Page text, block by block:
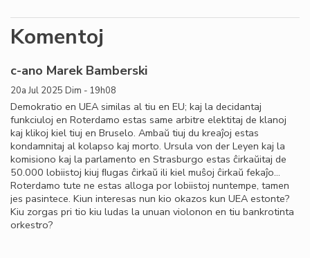
Komentoj
c-ano Marek Bamberski
20a Jul 2025 Dim - 19h08
Demokratio en UEA similas al tiu en EU; kaj la decidantaj
funkciuloj en Roterdamo estas same arbitre elektitaj de klanoj
kaj klikoj kiel tiuj en Bruselo. Ambaŭ tiuj du kreaĵoj estas
kondamnitaj al kolapso kaj morto. Ursula von der Leyen kaj la
komisiono kaj la parlamento en Strasburgo estas ĉirkaŭitaj de
50.000 lobiistoj kiuj ﬂugas ĉirkaŭ ili kiel muŝoj ĉirkaŭ fekaĵo…
Roterdamo tute ne estas alloga por lobiistoj nuntempe, tamen
jes pasintece. Kiun interesas nun kio okazos kun UEA estonte?
Kiu zorgas pri tio kiu ludas la unuan violonon en tiu bankrotinta
orkestro?